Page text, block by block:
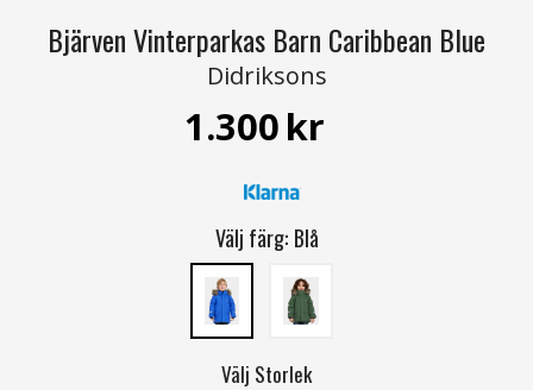
Bjärven Vinterparkas Barn Caribbean Blue
Didriksons
1.300kr
Välj färg: Blå
Välj Storlek